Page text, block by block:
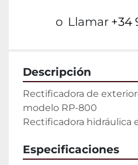
o Llamar +34
Descripción
Rectificadora de
modelo RP-800
Rectificadora hidráulica
Especificaciones